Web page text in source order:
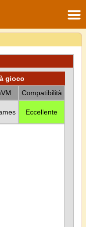
gioco
Compatibilità
Eccellente